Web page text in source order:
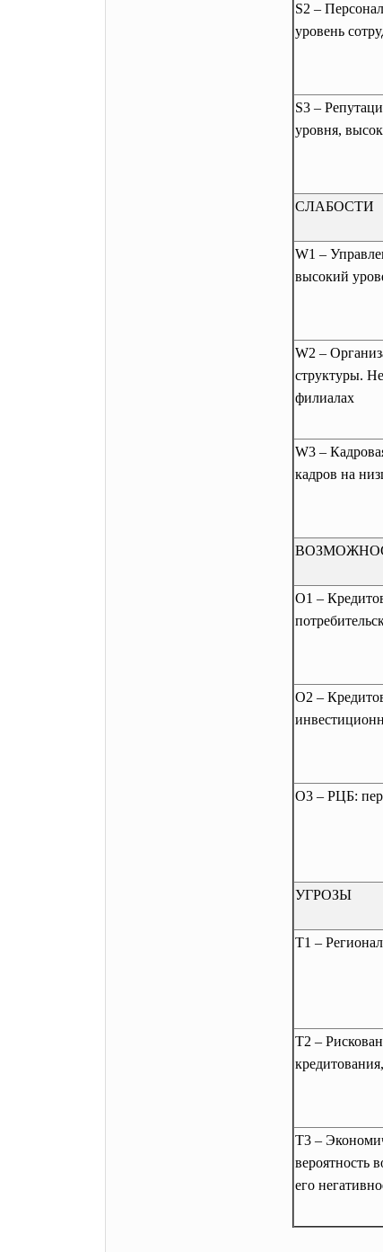
S2 –
уровень
S3 –
уровня,
СЛАБОСТИ
W1 –
высокий
W2 –
структуры.
филиалах
W3 –
кадров на
O1 –
O2 –
O3 – РЦБ:
УГРОЗЫ
T1 –
T2 –
T3 –
вероятность
его